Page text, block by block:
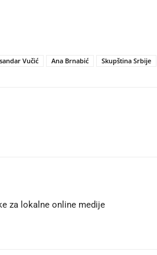
Vučić Ana Brnabić Skupština Srbije
za lokalne online medije